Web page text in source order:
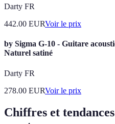
Darty FR
442.00 EURVoir le prix
by Sigma G-10 - Guitare
Naturel satiné
Darty FR
278.00 EURVoir le prix
Chiffres et